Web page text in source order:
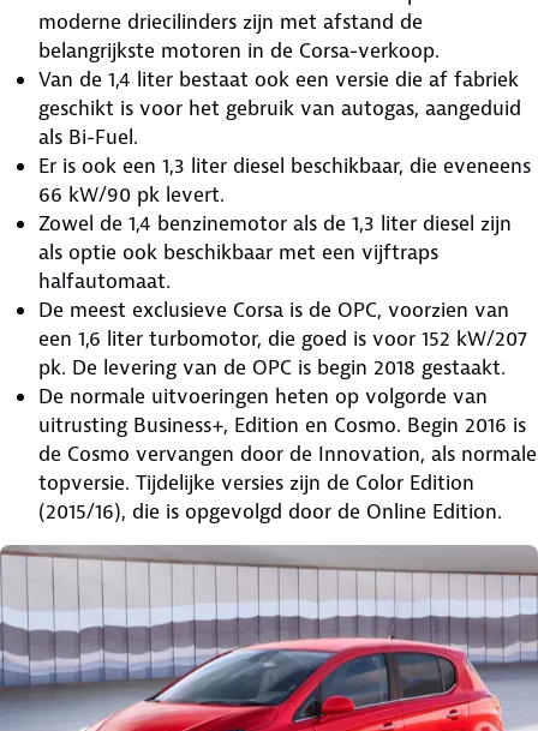
moderne driecilinders zijn met afstand de
belangrijkste motoren in de Corsa-verkoop.
Van de 1,4 liter bestaat ook een versie die af fabriek
geschikt is voor het gebruik van autogas, aangeduid
als Bi-Fuel.
Er is ook een 1,3 liter diesel beschikbaar, die eveneens
66 kW/90 pk levert.
Zowel de 1,4 benzinemotor als de 1,3 liter diesel zijn
als optie ook beschikbaar met een vijftraps
halfautomaat.
De meest exclusieve Corsa is de OPC, voorzien van
een 1,6 liter turbomotor, die goed is voor 152 kW/207
pk. De levering van de OPC is begin 2018 gestaakt.
De normale uitvoeringen heten op volgorde van
uitrusting Business+, Edition en Cosmo. Begin 2016 is
de Cosmo vervangen door de Innovation, als normale
topversie. Tijdelijke versies zijn de Color Edition
(2015/16), die is opgevolgd door de Online Edition.